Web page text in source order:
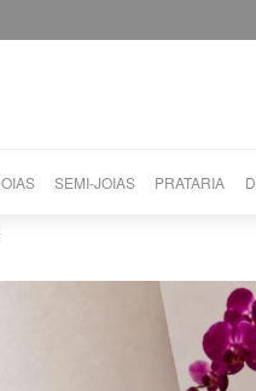
JOIAS SEMI-JOIAS PRATARIA